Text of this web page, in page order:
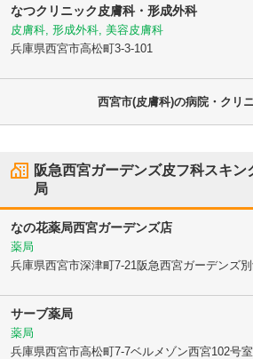
なつクリニック皮膚科・形成外科
皮膚科, 形成外科, 美容皮膚科
兵庫県西宮市高松町3-3-101
西宮市(皮膚科)の病院・クリ
阪急西宮ガーデンズ皮フ科スキン
局
なの花薬局西宮ガーデンズ店
薬局
兵庫県西宮市深津町7-21阪急西宮ガーデンズ
サーブ薬局
薬局
兵庫県西宮市高松町7-7ベルメゾン西宮102号室